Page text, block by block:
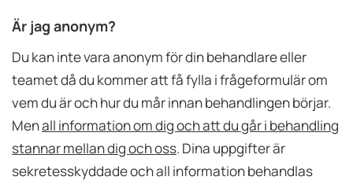
Är jag anonym?
Du kan inte vara anonym för din behandlare eller
teamet då du kommer att få fylla i frågeformulär om
vem du är och hur du mår innan behandlingen börjar.
Menall information om dig och att du går i behandling
stannar mellan dig och oss. Dina uppgifter är
sekretesskyddade och all information behandlas